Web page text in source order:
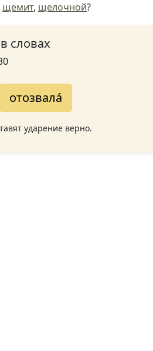
щемит, щелочной?
словах
отозвала́
ударение верно.